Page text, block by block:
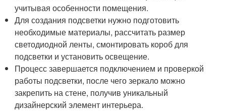
учитывая особенности помещения.
Для создания подсветки нужно подготовить
необходимые материалы, рассчитать размер
светодиодной ленты, смонтировать короб для
подсветки и установить освещение.
Процесс завершается подключением и проверкой
работы подсветки, после чего зеркало можно
закрепить на стене, получив уникальный
дизайнерский элемент интерьера.